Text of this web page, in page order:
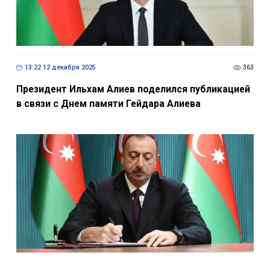
13:22 12 декабря 2025 363
Президент Ильхам Алиев поделился публикацией
в связи с Днем памяти Гейдара Алиева